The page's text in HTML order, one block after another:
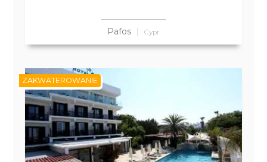
Pafos Cypr
ZAKWATEROWANIE